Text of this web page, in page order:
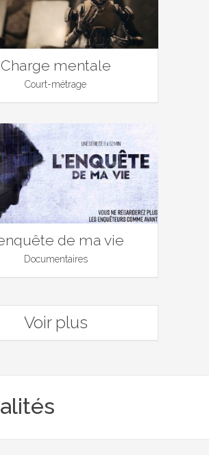
Charge mentale
Court-métrage
de ma vie
Documentaires
Voir plus